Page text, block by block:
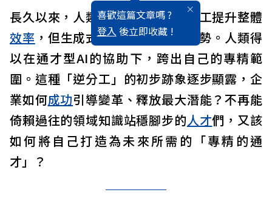
喜歡這篇文章嗎 ?
登入 後立即收藏 !
長久以來，人類社會透過專業化分工提升整體
效率 ，但生成式AI正在逆轉這個趨勢。人類得
以在通才型AI的協助下，跨出自己的專精範
圍。這種「逆分工」的初步跡象逐步顯露，企
業如何成功引導變革、釋放最大潛能？不再能
倚賴過往的領域知識站穩腳步的人才們，又該
如何將自己打造為未來所需的「專精的通
才」？